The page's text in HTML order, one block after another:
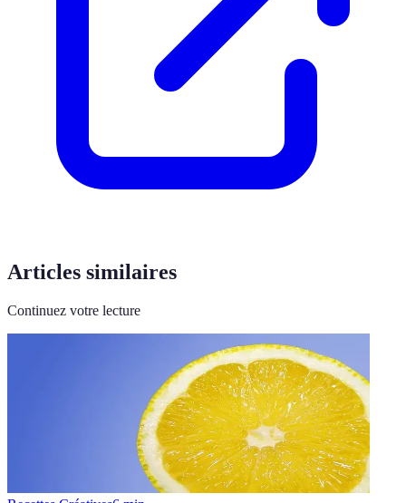
Articles similaires
Continuez votre lecture